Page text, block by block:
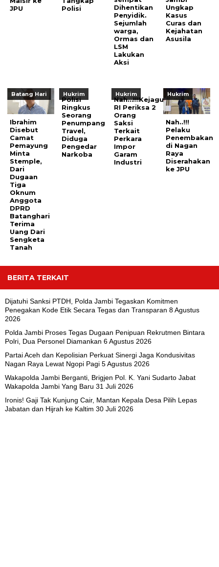
JPU
Polisi
Dihentikan
Penyidik.
Sejumlah
warga,
Ormas dan
LSM
Lakukan
Aksi
Ungkap
Kasus
Curas dan
Kejahatan
Asusila
Batang Hari
Ibrahim
Disebut
Camat
Pemayung
Minta
Stemple,
Dari
Dugaan
Tiga
Oknum
Anggota
DPRD
Batanghari
Terima
Uang Dari
Sengketa
Tanah
Hukrim
Polisi
Ringkus
Seorang
Penumpang
Travel,
Diduga
Pengedar
Narkoba
Hukrim
Nah…!!!Kejagung
RI Periksa 2
Orang
Saksi
Terkait
Perkara
Impor
Garam
Industri
Hukrim
Nah..!!!
Pelaku
Penembakan
di Nagan
Raya
Diserahakan
ke JPU
BERITA TERKAIT
Dijatuhi Sanksi PTDH, Polda Jambi Tegaskan Komitmen
Penegakan Kode Etik Secara Tegas dan Transparan 8 Agustus
2026
Polda Jambi Proses Tegas Dugaan Penipuan Rekrutmen Bintara
Polri, Dua Personel Diamankan 6 Agustus 2026
Partai Aceh dan Kepolisian Perkuat Sinergi Jaga Kondusivitas
Nagan Raya Lewat Ngopi Pagi 5 Agustus 2026
Wakapolda Jambi Berganti, Brigjen Pol. K. Yani Sudarto Jabat
Wakapolda Jambi Yang Baru 31 Juli 2026
Ironis! Gaji Tak Kunjung Cair, Mantan Kepala Desa Pilih Lepas
Jabatan dan Hijrah ke Kaltim 30 Juli 2026